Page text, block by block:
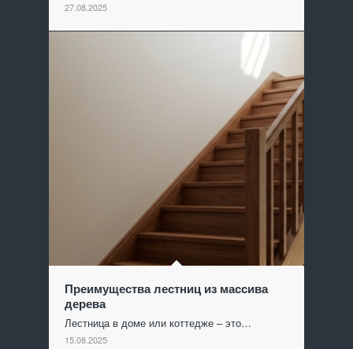
27.08.2025
Преимущества лестниц из массива
дерева
Лестница в доме или коттедже – это…
15.08.2025